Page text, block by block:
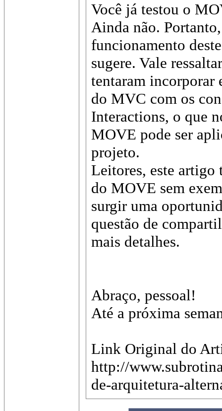
Você já testou o
Ainda não.
funcionamento
sugere. Vale
tentaram incorporar
do MVC com os
Interactions, o que
MOVE pode ser
projeto.
Leitores, este artigo
do MOVE sem
surgir uma
questão de
mais detalhes.
Abraço, pessoal!
Até a próxima
Link Original do
http://
de-arquitetura-